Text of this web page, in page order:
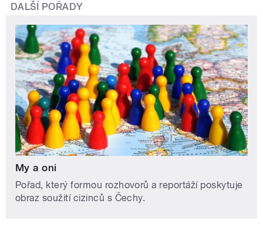
DALŠÍ POŘADY
My a oni
Pořad, který formou rozhovorů a reportáží poskytuje
obraz soužití cizinců s Čechy.